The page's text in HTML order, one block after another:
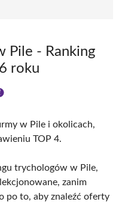
Pile - Ranking
roku
w Pile i okolicach,
TOP 4.
trychologów w Pile,
zanim
po to, aby znaleźć oferty